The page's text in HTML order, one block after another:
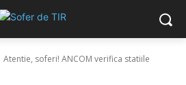
Atentie, soferi! ANCOM verifica statiile